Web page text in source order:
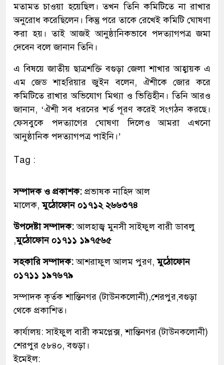
মতামত চাওয়া হয়েছিল। তখন তিনি কমিটিতে না রাখার
অনুরোধ করেছিলেন। কিন্তু পরে তাকে রেখেই কমিটি ঘোষণা
করা হয়। তাই আজই আনুষ্ঠানিকভাবে পদত্যাগপত্র জমা
দেবেন বলে জানান তিনি।
এ বিষয়ে জাতীয় ছাত্রশক্তি বগুড়া জেলা শাখার আহ্বায়ক এ
এম জেড শাহরিয়ার জুইন বলেন, ঐশীকে জোর করে
কমিটিতে রাখার অভিযোগ মিথ্যা ও ভিত্তিহীন। তিনি আরও
জানান, ‘ঐশী সব ধরনের শর্ত পূরণ করেই সংগঠন করছে।
ফেসবুকে পদত্যাগের ঘোষণা দিলেও আমরা এখনো
আনুষ্ঠানিক পদত্যাগপত্র পাইনি।’
Tag :
সম্পাদক ও প্রকাশক: প্রভাষক নাহিদ আল
মালেক,মুঠোফোন ০১৭১২ ২৬৬৩৭৪
উপদেষ্টা সম্পাদক:আলহাজ্ব মুনসী সাইফুল বারী ডাবলু
,মুঠোফোন ০১৭১১ ১৯৭৫৬৫
সহকারি সম্পাদক:আশরাফুল আলম পুরণ,মুঠোফোন
০১৭১১ ১৯৭৬৭৯
সম্পাদক কৃর্তক শান্তিনগর (টাউনকলোনী),শেরপুর,বগুড়া
থেকে প্রকাশিত।
কার্যালয়: সাইফুল বারী কমপ্লেক্স, শান্তিনগর (টাউনকলোনী)
শেরপুর ৫৮৪০, বগুড়া।
ইমেইল: